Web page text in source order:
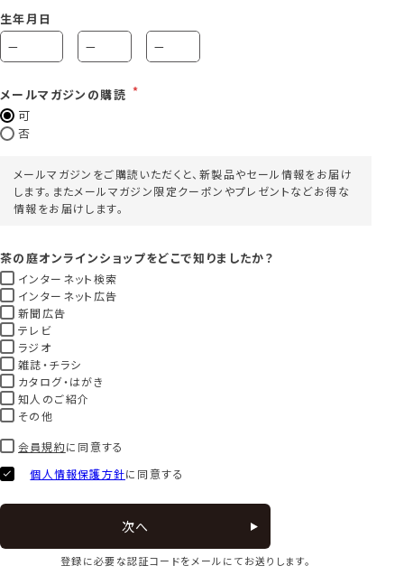
生年月日
メールマガジンの購読
可
否
メールマガジンをご購読いただくと、新製品やセール情報をお届け
します。またメールマガジン限定クーポンやプレゼントなどお得な
情報をお届けします。
茶の庭オンラインショップをどこで知りましたか？
インターネット検索
インターネット広告
新聞広告
テレビ
ラジオ
雑誌・チラシ
カタログ・はがき
知人のご紹介
その他
会員規約に同意する
個人情報保護方針に同意する
次へ
登録に必要な認証コードをメールにてお送りします。